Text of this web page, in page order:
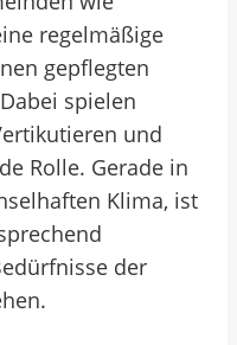
regelmäßige
gepflegten
spielen
und
Rolle. Gerade in
Klima, ist
der